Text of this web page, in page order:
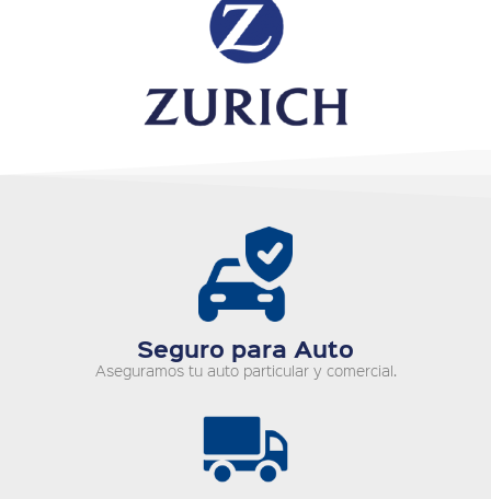
Seguro para Auto
Aseguramos tu auto particular y comercial.